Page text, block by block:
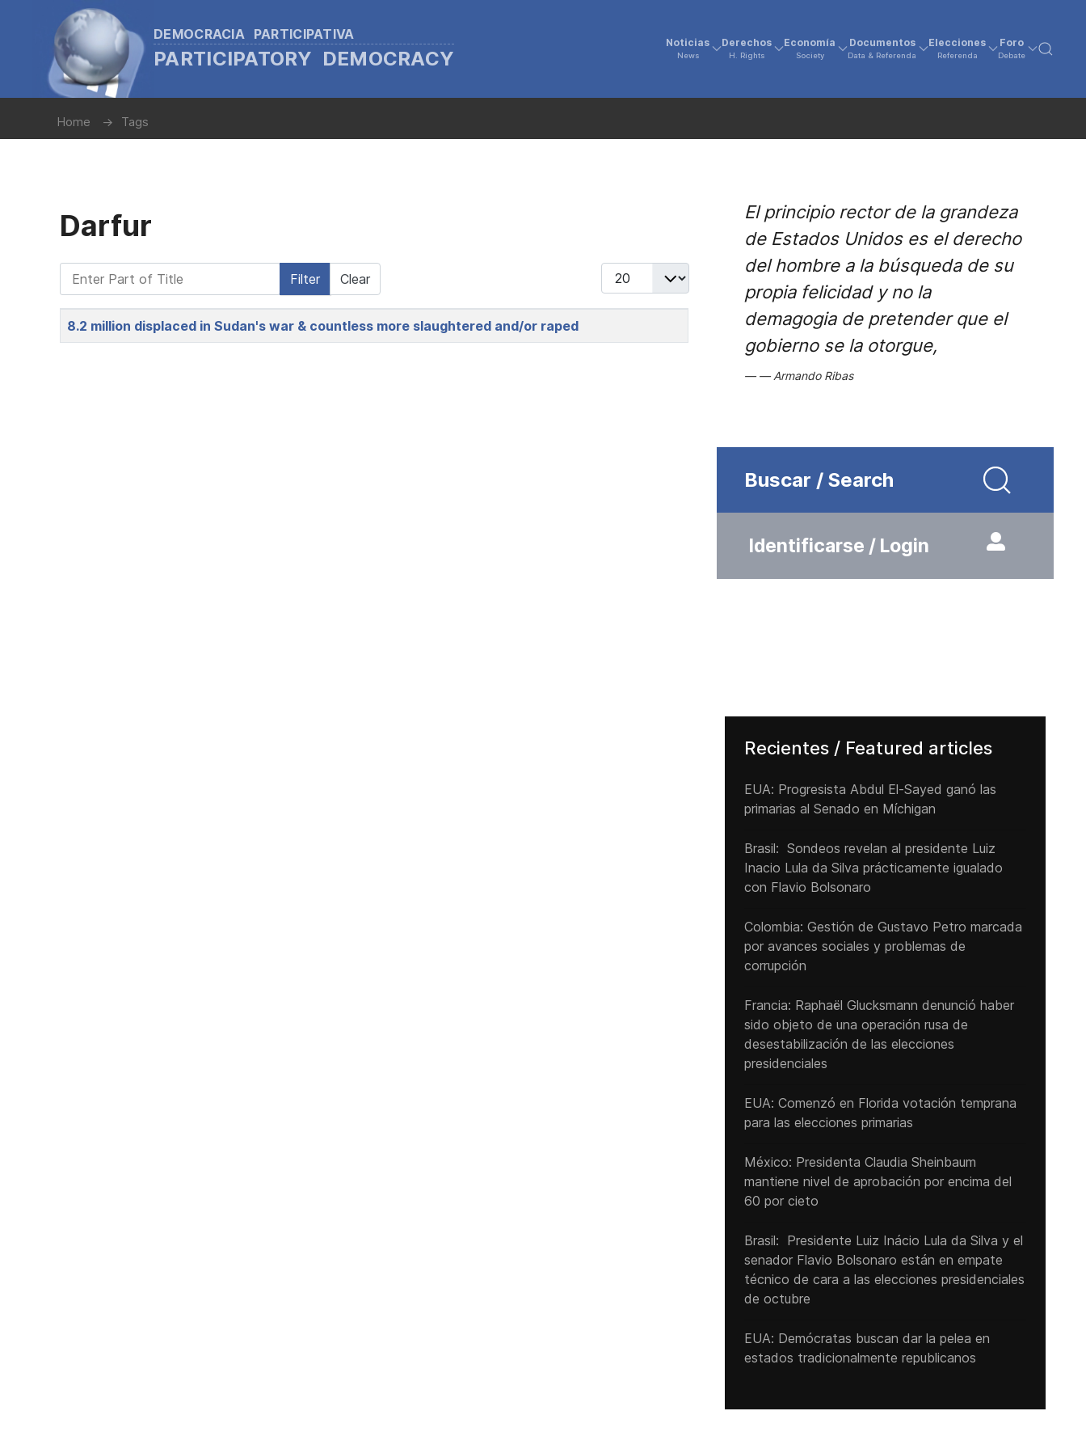
DEMOCRACIA PARTICIPATIVA
PARTICIPATORY DEMOCRACY
Noticias
News
Derechos
H. Rights
Economía
Society
Documentos
Data & Referenda
Elecciones
Referenda
Foro
Debate
Home Tags
Darfur
Enter Part of Title Filter Clear Display #
Title
8.2 million displaced in Sudan's war & countless more slaughtered and/or raped
El principio rector de la grandeza
de Estados Unidos es el derecho
del hombre a la búsqueda de su
propia felicidad y no la
demagogia de pretender que el
gobierno se la otorgue,
Armando Ribas
Buscar / Search
Identificarse / Login
Recientes / Featured articles
EUA: Progresista Abdul El-Sayed ganó las
primarias al Senado ‌en Míchigan
Brasil: Sondeos revelan al presidente Luiz
Inacio Lula da Silva prácticamente igualado
con Flavio Bolsonaro
Colombia: Gestión de Gustavo Petro marcada
por avances sociales y problemas de
corrupción
Francia: Raphaël Glucksmann denunció haber
sido objeto de una operación rusa de
desestabilización de las elecciones
presidenciales
EUA: Comenzó en Florida votación temprana
para las elecciones primarias
México: Presidenta Claudia Sheinbaum
mantiene nivel de aprobación por encima del
60 por cieto
Brasil: Presidente Luiz Inácio Lula da Silva y el
senador Flavio ‌Bolsonaro están en empate
técnico de cara a las ‌elecciones presidenciales
de octubre
EUA: Demócratas buscan dar la pelea en
estados tradicionalmente republicanos